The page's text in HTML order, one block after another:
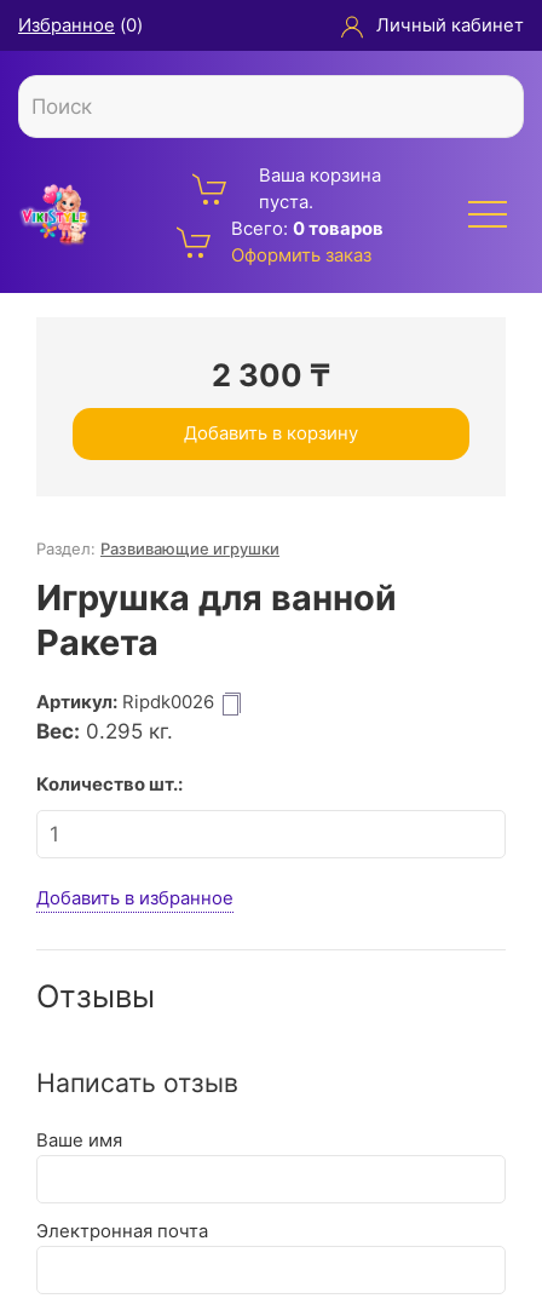
Избранное (0) Личный кабинет
Ваша корзина
пуста.
Всего: 0 товаров
Оформить заказ
2 300 ₸
Добавить в корзину
Раздел: Развивающие игрушки
Игрушка для ванной
Ракета
Артикул: Ripdk0026
Вес: 0.295 кг.
Количество шт.:
Добавить в избранное
Отзывы
Написать отзыв
Ваше имя
Электронная почта